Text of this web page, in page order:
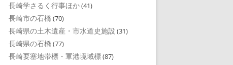
長崎学さるく行事ほか(41)
長崎市の石橋 (70)
長崎県の土木遺産・市水道史施設 (31)
長崎県の石橋 (77)
長崎要塞地帯標・軍港境域標(87)